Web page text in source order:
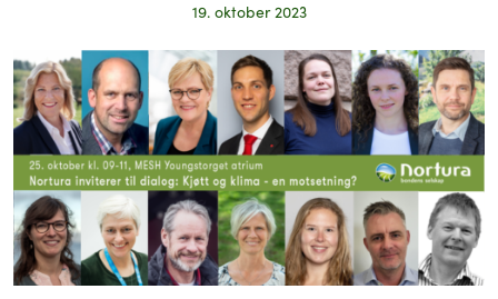
19. oktober 2023